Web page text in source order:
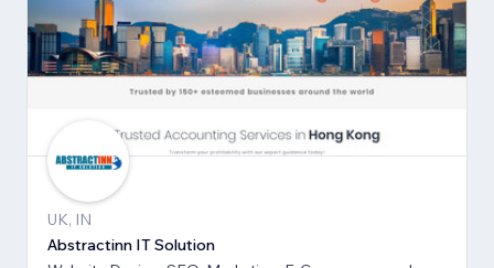
UK, IN
Abstractinn IT Solution